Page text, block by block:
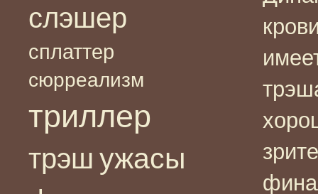
слэшер
сплаттер
сюрреализм
триллер
трэш ужасы